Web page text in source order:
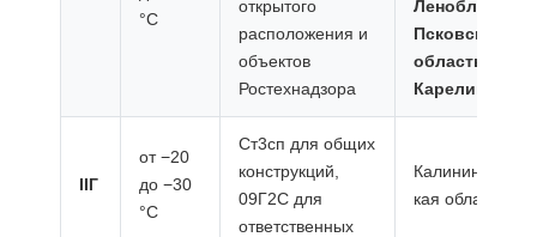
°C
открытого
расположения и
объектов
Ростехнадзора
Ленобласти,
Псковская
область, юг
Карелии
IIГ
от −20
до −30
°C
Ст3сп для общих
конструкций,
09Г2С для
ответственных
Калининградс
кая область